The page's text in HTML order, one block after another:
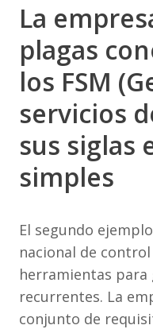
La
plagas
los FSM
servicios
sus siglas
simples
El segundo
nacional de
herramientas para
recurrentes. La
conjunto de